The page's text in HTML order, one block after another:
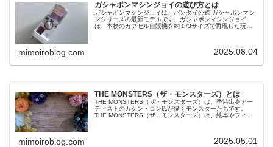
ガシャポンマシンジョイの遊び方とは
ガシャポンマシンジョイは、バンダイ公式 ガシャポンマシ
ンシリーズの最新モデルです。ガシャポンマシンジョイ
は、本物のカプセル自販機を約１/3サイズで再現した玩具
mimoiroblog.com 2025.08.04
THE MONSTERS（ザ・モンスターズ）とは
THE MONSTERS（ザ・モンスターズ）は、香港出身アー
ティストのカシン・ロン氏が描くモンスターたちです。
THE MONSTERS（ザ・モンスターズ）は、絵本やフィギ
mimoiroblog.com 2025.05.01